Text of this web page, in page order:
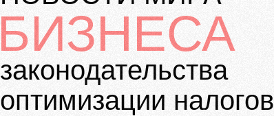
БИЗНЕСА
законодательства
оптимизации налогов